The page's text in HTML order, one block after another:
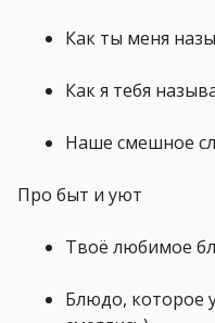
Как ты меня
Как я тебя
Наше смешное
Про быт и уют
Твоё любимое
Блюдо, которое